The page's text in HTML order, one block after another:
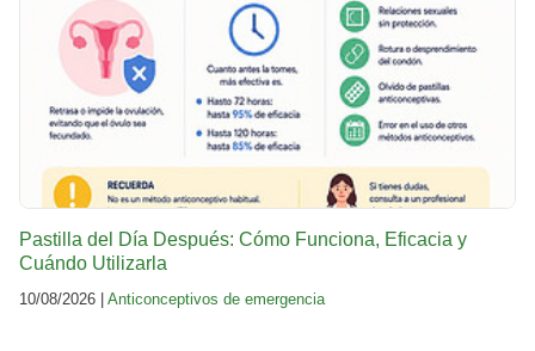
Pastilla del Día Después: Cómo Funciona, Eficacia y
Cuándo Utilizarla
10/08/2026 | Anticonceptivos de emergencia